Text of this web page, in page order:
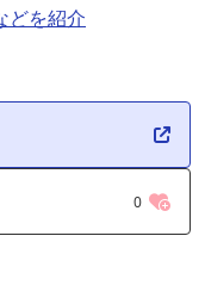
どを紹介
0